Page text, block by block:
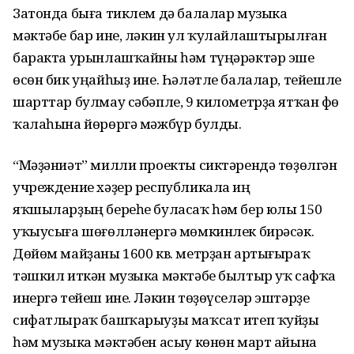
Затонда быға тиклем дә балалар музыка
мәктәбе бар ине, ләкин ул ҡулайлаштырылған
баракта урынлашҡайны һәм түңәрәктәр эше
өсөн бик уңайһыҙ ине. Һәләтле балалар, тейешле
шарттар булмау сәбәпле, 9 километрҙа ятҡан Өфө
ҡалаһына йөрөргә мәжбүр булды.
“Мәҙәниәт” милли проекты сиктәрендә төҙөлгән
учреждение хәҙер республикала иң
яҡшыларҙың береһе буласаҡ һәм бер юлы 150
уҡыусыға шөғөлләнергә мөмкинлек бирәсәк.
Дөйөм майҙаны 1600 кв. метрҙан артығыраҡ
тәшкил иткән музыка мәктәбе былтыр уҡ сафҡа
инергә тейеш ине. Ләкин төҙөүселәр эштәрҙе
сифатлыраҡ башҡарыуҙы маҡсат итеп ҡуйҙы
һәм музыка мәктәбен асыу көнөн март айына